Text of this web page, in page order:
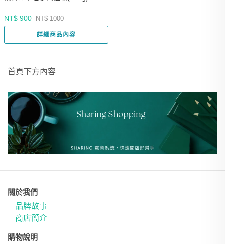
NT$ 900 NT$ 1000
詳細商品內容
首頁下方內容
關於我們
品牌故事
商店簡介
購物說明